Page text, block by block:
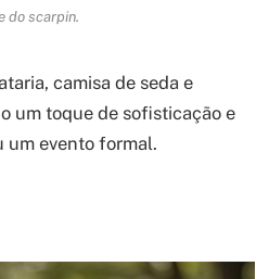
do scarpin.
camisa de seda e
um toque de sofisticação e
um evento formal.